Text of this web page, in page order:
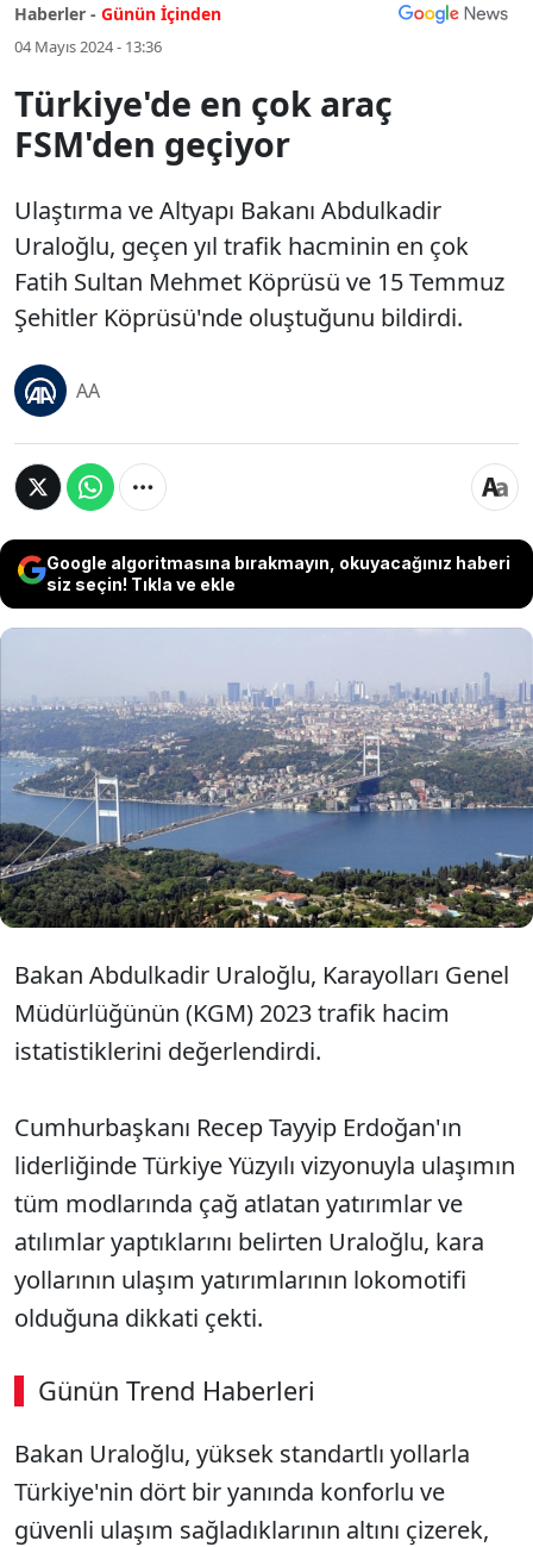
Haberler - Günün İçinden
04 Mayıs 2024 - 13:36
Türkiye'de en çok araç
FSM'den geçiyor
Ulaştırma ve Altyapı Bakanı Abdulkadir
Uraloğlu, geçen yıl trafik hacminin en çok
Fatih Sultan Mehmet Köprüsü ve 15 Temmuz
Şehitler Köprüsü'nde oluştuğunu bildirdi.
AA
Google algoritmasına bırakmayın, okuyacağınız haberi
siz seçin! Tıkla ve ekle
Ulaştırma ve Altyapı Bakanı Abdulkadir
Uraloğlu, geçen yıl trafik hacminin en çok
Fatih Sultan Mehmet Köprüsü ve 15
Temmuz Şehitler Köprüsü'nde oluştuğunu
bildirdi.
Bakan Abdulkadir Uraloğlu, Karayolları Genel
Müdürlüğünün (KGM) 2023 trafik hacim
istatistiklerini değerlendirdi.
Cumhurbaşkanı Recep Tayyip Erdoğan'ın
liderliğinde Türkiye Yüzyılı vizyonuyla ulaşımın
tüm modlarında çağ atlatan yatırımlar ve
atılımlar yaptıklarını belirten Uraloğlu, kara
yollarının ulaşım yatırımlarının lokomotifi
olduğuna dikkati çekti.
Günün Trend Haberleri
Bakan Uraloğlu, yüksek standartlı yollarla
Türkiye'nin dört bir yanında konforlu ve
güvenli ulaşım sağladıklarının altını çizerek,